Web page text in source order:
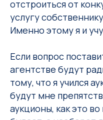
отстроиться от
услугу
Именно этому я и
Если вопрос
агентстве будут
тому, что я учился
будут мне
аукционы, как это